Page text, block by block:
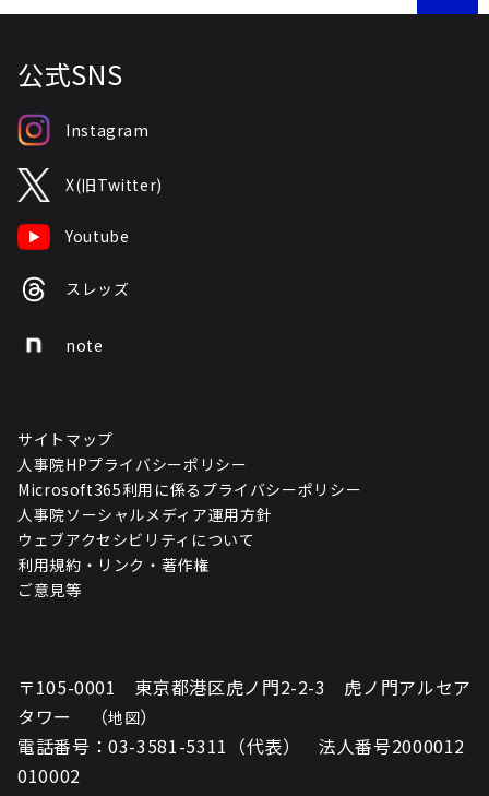
公式SNS
Instagram
X(旧Twitter)
Youtube
スレッズ
note
サイトマップ
人事院HPプライバシーポリシー
Microsoft365利用に係るプライバシーポリシー
人事院ソーシャルメディア運用方針
ウェブアクセシビリティについて
利用規約・リンク・著作権
ご意見等
〒105-0001 東京都港区虎ノ門2-2-3 虎ノ門アルセア
タワー （地図）
電話番号：03-3581-5311（代表） 法人番号2000012
010002